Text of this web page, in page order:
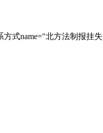
式name="北方法制报挂